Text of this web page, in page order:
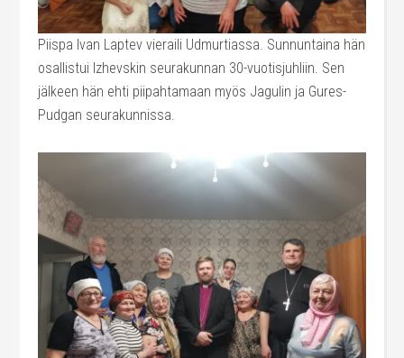
Piispa Ivan Laptev vieraili Udmurtiassa. Sunnuntaina hän
osallistui Izhevskin seurakunnan 30-vuotisjuhliin. Sen
jälkeen hän ehti piipahtamaan myös Jagulin ja Gures-
Pudgan seurakunnissa.